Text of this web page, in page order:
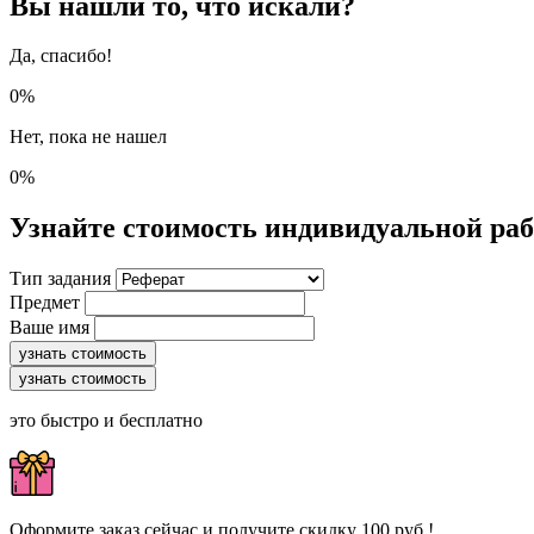
Да, спасибо!
0%
Нет, пока не нашел
0%
Узнайте стоимость индивидуальной
Тип задания
Предмет
Ваше имя
узнать стоимость
узнать стоимость
это быстро и бесплатно